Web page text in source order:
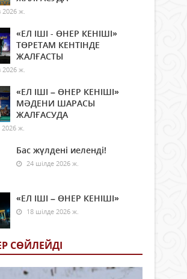
ж.
«ЕЛ ІШІ - ӨНЕР КЕНІШІ»
ТӨРЕТАМ КЕНТІНДЕ
ЖАЛҒАСТЫ
ж.
«ЕЛ ІШІ – ӨНЕР КЕНІШІ»
МӘДЕНИ ШАРАСЫ
ЖАЛҒАСУДА
ж.
Бас жүлдені иеленді!
24 шілде 2026 ж.
«ЕЛ ІШІ – ӨНЕР КЕНІШІ»
18 шілде 2026 ж.
СӨЙЛЕЙДI